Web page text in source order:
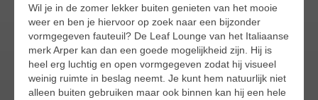
Wil je in de zomer lekker buiten genieten van het mooie
weer en ben je hiervoor op zoek naar een bijzonder
vormgegeven fauteuil? De Leaf Lounge van het Italiaanse
merk Arper kan dan een goede mogelijkheid zijn. Hij is
heel erg luchtig en open vormgegeven zodat hij visueel
weinig ruimte in beslag neemt. Je kunt hem natuurlijk niet
alleen buiten gebruiken maar ook binnen kan hij een hele